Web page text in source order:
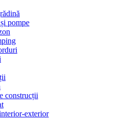
pompe
construcții
exterior